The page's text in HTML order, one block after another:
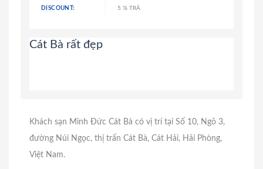
DISCOUNT:
5 % TRẢ
Cát Bà rất đẹp
Khách sạn Minh Đức Cát Bà có vị trí tại Số 10, Ngõ 3,
đường Núi Ngọc, thị trấn Cát Bà, Cát Hải, Hải Phòng,
Việt Nam.